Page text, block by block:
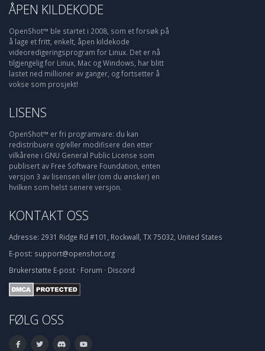
ÅPEN KILDEKODE
OpenShot™ ble startet i 2008, som et forsøk på
å lage et fritt, enkelt, åpen kildekode
videoredigeringsprogram for Linux. Det er nå
tilgjengelig for Linux, Mac og Windows, har blitt
lastet ned millioner av ganger, og fortsetter å
vokse som prosjekt!
LISENS
OpenShot™ er fri programvare: du kan
redistribuere og/eller modifisere den etter
vilkårene i GNU General Public License som
publisert av Free Software Foundation, enten
versjon 3 av lisensen eller (om du ønsker) en
hvilken som helst senere versjon.
KONTAKT OSS
Adresse: 2931 Ridge Rd #101, Rockwall, TX 75032, United States
E-post: support@openshot.org
Brukerstøtte E-post · Forum · Discord
FØLG OSS